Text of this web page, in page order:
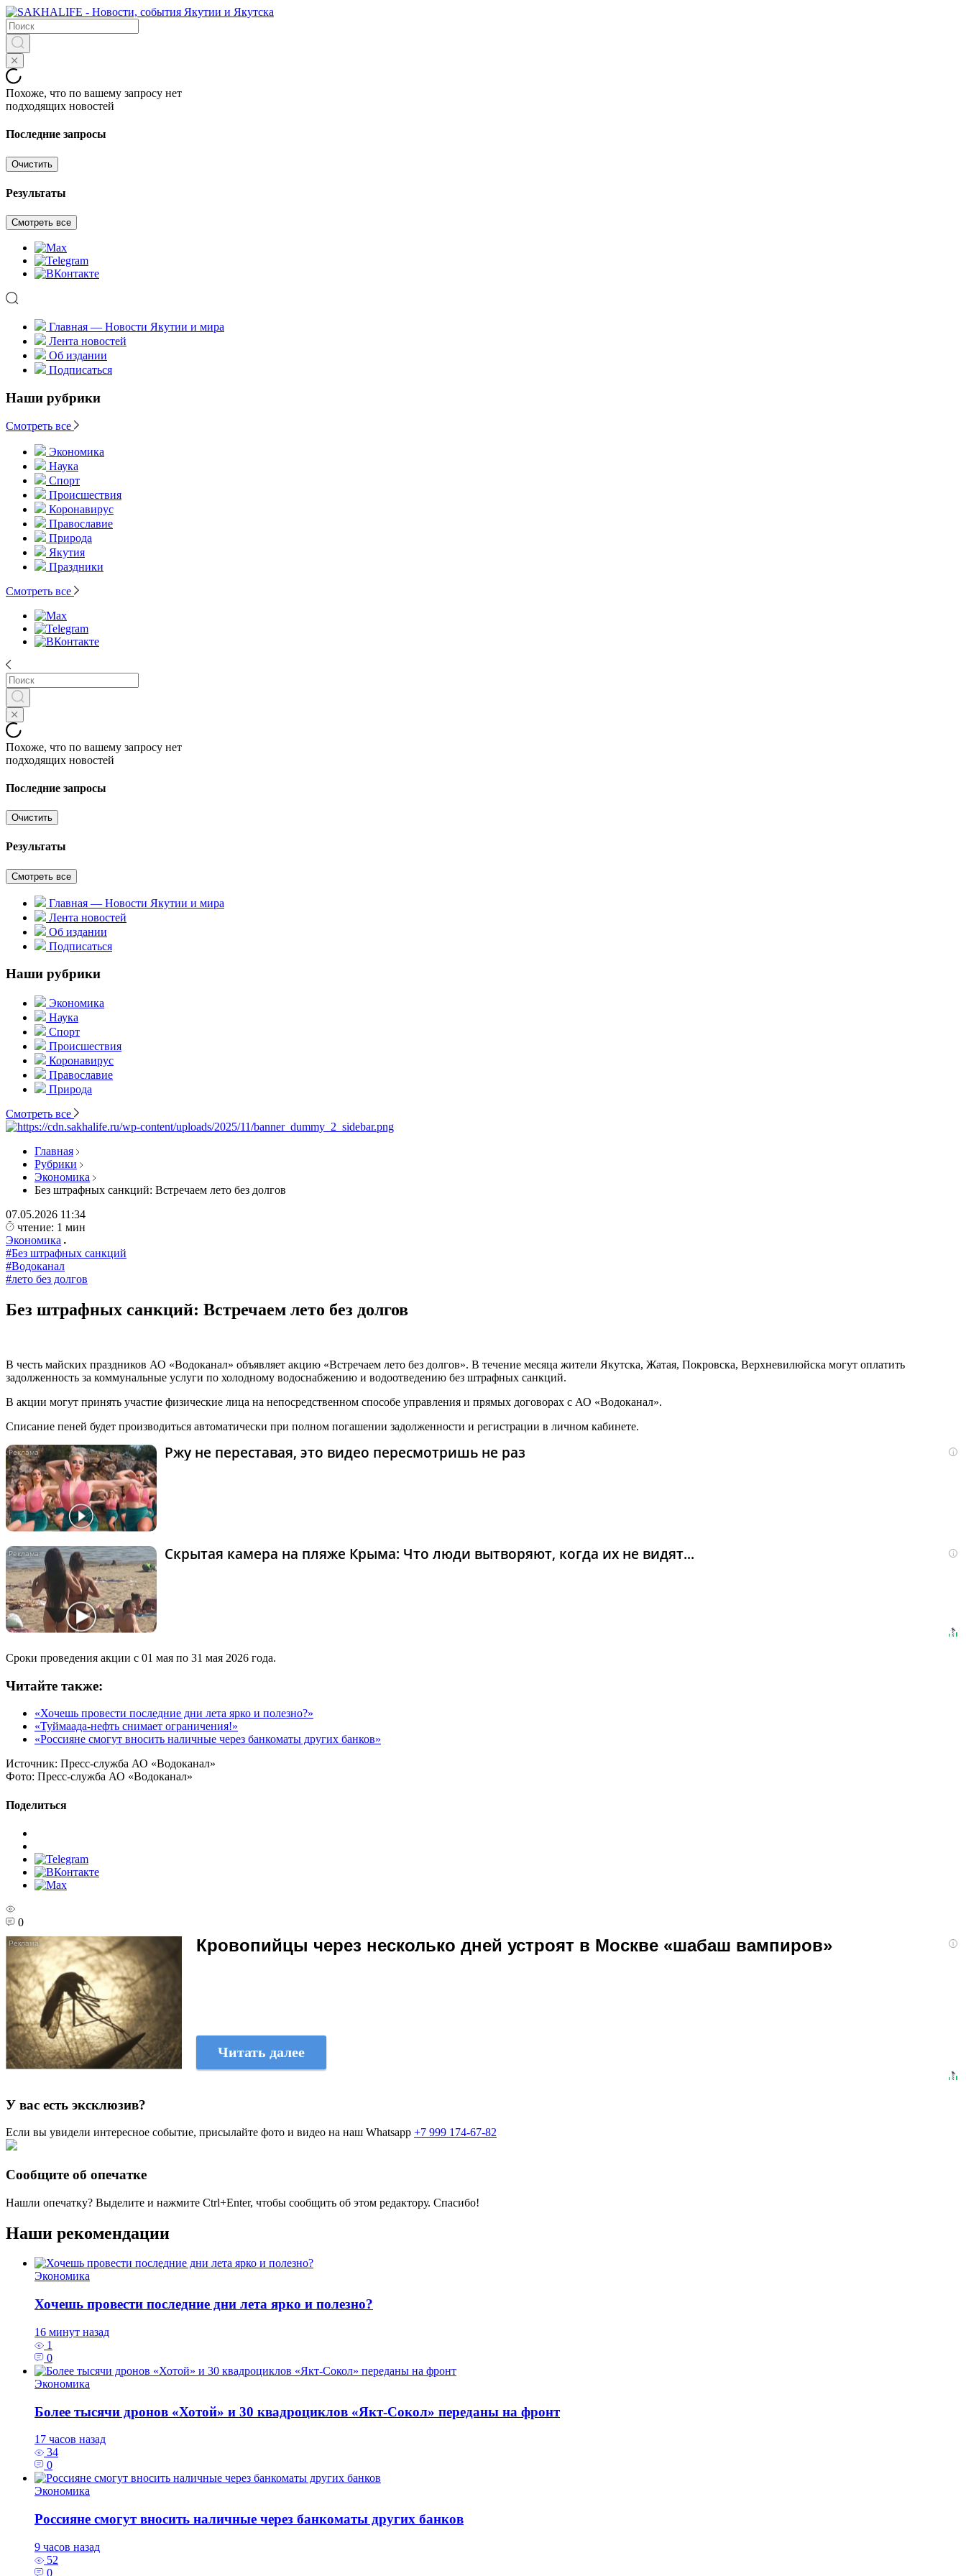
Похоже, что по вашему запросу нет
подходящих новостей
Последние запросы
Очистить
Результаты
Смотреть все
Главная — Новости Якутии и мира
Лента новостей
Об издании
Подписаться
Наши рубрики
Смотреть все
Экономика
Наука
Спорт
Происшествия
Коронавирус
Православие
Природа
Якутия
Праздники
Смотреть все
Похоже, что по вашему запросу нет
подходящих новостей
Последние запросы
Очистить
Результаты
Смотреть все
Главная — Новости Якутии и мира
Лента новостей
Об издании
Подписаться
Наши рубрики
Экономика
Наука
Спорт
Происшествия
Коронавирус
Православие
Природа
Смотреть все
Главная
Рубрики
Экономика
Без штрафных санкций: Встречаем лето без долгов
07.05.2026 11:34
чтение: 1 мин
Экономика
#Без штрафных санкций
#Водоканал
#лето без долгов
Без штрафных санкций: Встречаем лето без долгов
В честь майских праздников АО «Водоканал» объявляет акцию «Встречаем лето без долгов». В течение месяца жители Якутска, Жатая, Покровска, Верхневилюйска могут оплатить
задолженность за коммунальные услуги по холодному водоснабжению и водоотведению без штрафных санкций.
В акции могут принять участие физические лица на непосредственном способе управления и прямых договорах с АО «Водоканал».
Списание пеней будет производиться автоматически при полном погашении задолженности и регистрации в личном кабинете.
i
Ржу не переставая, это видео пересмотришь не раз
i
Скрытая камера на пляже Крыма: Что люди вытворяют, когда их не видят...
Сроки проведения акции с 01 мая по 31 мая 2026 года.
Читайте также:
«Хочешь провести последние дни лета ярко и полезно?»
«Туймаада-нефть снимает ограничения!»
«Россияне смогут вносить наличные через банкоматы других банков»
Источник: Пресс-служба АО «Водоканал»
Фото: Пресс-служба АО «Водоканал»
Поделиться
0
i
Кровопийцы через несколько дней устроят в Москве «шабаш вампиров»
Читать далее
У вас есть эксклюзив?
Если вы увидели интересное событие, присылайте фото и видео на наш Whatsapp +7 999 174-67-82
Сообщите об опечатке
Нашли опечатку? Выделите и нажмите Ctrl+Enter, чтобы сообщить об этом редактору. Спасибо!
Наши рекомендации
Экономика
Хочешь провести последние дни лета ярко и полезно?
16 минут назад
1
0
Экономика
Более тысячи дронов «Хотой» и 30 квадроциклов «Якт-Сокол» переданы на фронт
17 часов назад
34
0
Экономика
Россияне смогут вносить наличные через банкоматы других банков
9 часов назад
52
0